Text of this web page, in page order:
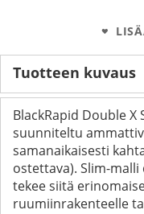
Tuotteen kuvaus
BlackRapid Double
suunniteltu
samanaikaisesti
ostettava). Slim-
tekee siitä
ruumiinrakenteelle